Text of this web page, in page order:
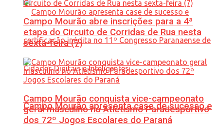
Campo Mourão apresenta case de sucesso e
Campo Mourão abre inscrições para a 4ª
etapa do Circuito de Corridas de Rua nesta
sexta-feira (7)
Campo Mourão conquista vice-campeonato
geral masculino no Atletismo Paradesportivo
dos 72º Jogos Escolares do Paraná